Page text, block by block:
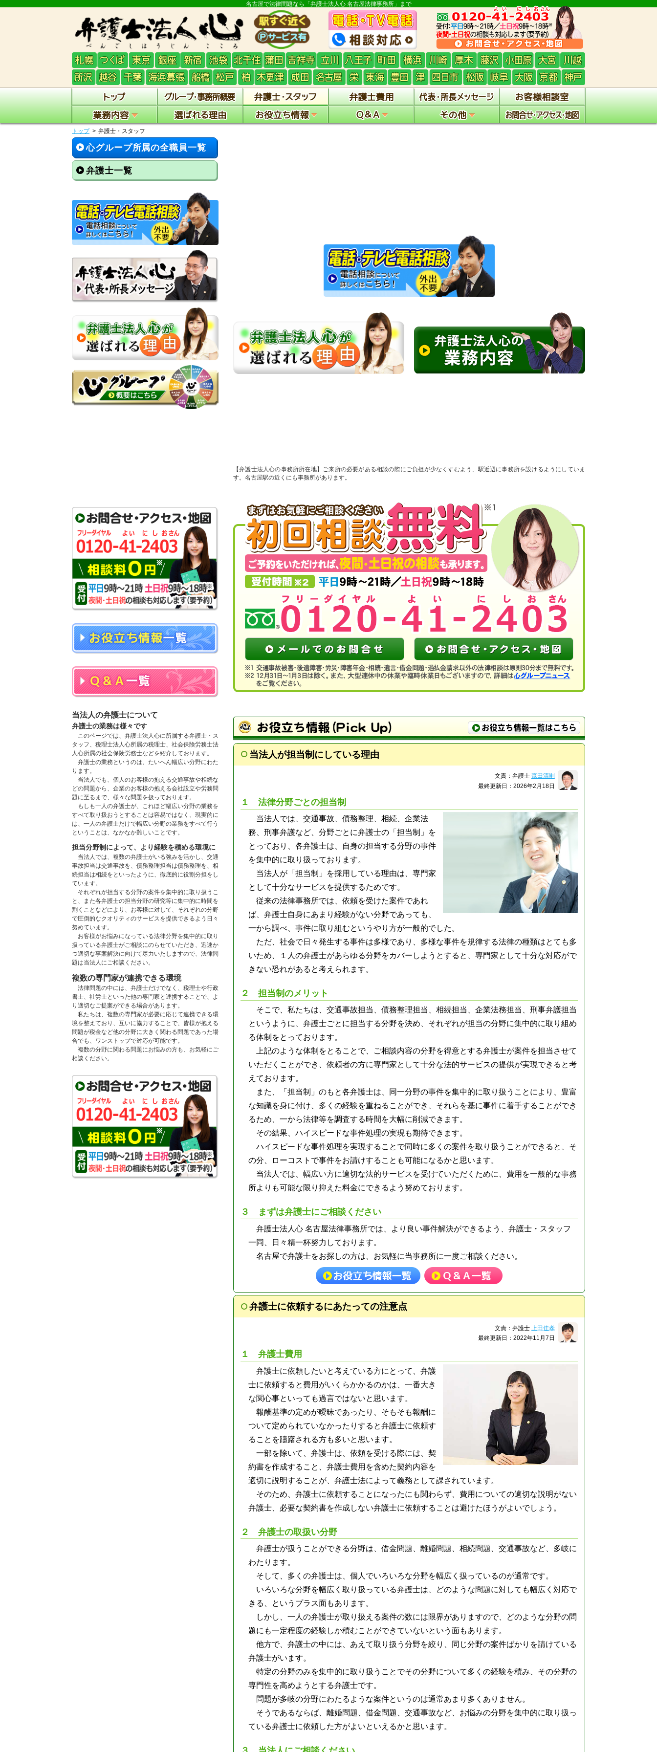
名古屋で法律問題なら「弁護士法人心 名古屋法律事務所」まで
トップ 弁護士・スタッフ
弁護士法人心の事務所所在地
ご来所の必要がある相談の際にご負担が少なくすむよう、駅近辺に事務所を設けるようにしていま
す。名古屋駅の近くにも事務所があります。
当法人が担当制にしている理由
文責：弁護士 森田清則
最終更新日：2026年2月18日
１ 法律分野ごとの担当制
当法人では、交通事故、債務整理、相続、企業法
務、刑事弁護など、分野ごとに弁護士の「担当制」を
とっており、各弁護士は、自身の担当する分野の事件
を集中的に取り扱っております。
当法人が「担当制」を採用している理由は、専門家
として十分なサービスを提供するためです。
従来の法律事務所では、依頼を受けた案件であれ
ば、弁護士自身にあまり経験がない分野であっても、
一から調べ、事件に取り組むというやり方が一般的でした。
ただ、社会で日々発生する事件は多様であり、多様な事件を規律する法律の種類はとても多
いため、１人の弁護士があらゆる分野をカバーしようとすると、専門家として十分な対応がで
きない恐れがあると考えられます。
２ 担当制のメリット
そこで、私たちは、交通事故担当、債務整理担当、相続担当、企業法務担当、刑事弁護担当
というように、弁護士ごとに担当する分野を決め、それぞれが担当の分野に集中的に取り組め
る体制をとっております。
上記のような体制をとることで、ご相談内容の分野を得意とする弁護士が案件を担当させて
いただくことができ、依頼者の方に専門家として十分な法的サービスの提供が実現できると考
えております。
また、「担当制」のもと各弁護士は、同一分野の事件を集中的に取り扱うことにより、豊富
な知識を身に付け、多くの経験を重ねることができ、それらを基に事件に着手することができ
るため、一から法律等を調査する時間を大幅に削減できます。
その結果、ハイスピードな事件処理の実現も期待できます。
ハイスピードな事件処理を実現することで同時に多くの案件を取り扱うことができると、そ
の分、ローコストで事件をお請けすることも可能になるかと思います。
当法人では、幅広い方に適切な法的サービスを受けていただくために、費用を一般的な事務
所よりも可能な限り抑えた料金にできるよう努めております。
３ まずは弁護士にご相談ください
弁護士法人心 名古屋法律事務所では、より良い事件解決ができるよう、弁護士・スタッフ
一同、日々精一杯努力しております。
名古屋で弁護士をお探しの方は、お気軽に当事務所に一度ご相談ください。
弁護士に依頼するにあたっての注意点
文責：弁護士 上田佳孝
最終更新日：2022年11月7日
１ 弁護士費用
弁護士に依頼したいと考えている方にとって、弁護
士に依頼すると費用がいくらかかるのかは、一番大き
な関心事といっても過言ではないと思います。
報酬基準の定めが曖昧であったり、そもそも報酬に
ついて定められていなかったりすると弁護士に依頼す
ることを躊躇される方も多いと思います。
一部を除いて、弁護士は、依頼を受ける際には、契
約書を作成すること、弁護士費用を含めた契約内容を
適切に説明することが、弁護士法によって義務として課されています。
そのため、弁護士に依頼することになったにも関わらず、費用についての適切な説明がない
弁護士、必要な契約書を作成しない弁護士に依頼することは避けたほうがよいでしょう。
２ 弁護士の取扱い分野
弁護士が扱うことができる分野は、借金問題、離婚問題、相続問題、交通事故など、多岐に
わたります。
そして、多くの弁護士は、個人でいろいろな分野を幅広く扱っているのが通常です。
いろいろな分野を幅広く取り扱っている弁護士は、どのような問題に対しても幅広く対応で
きる、というプラス面もあります。
しかし、一人の弁護士が取り扱える案件の数には限界がありますので、どのような分野の問
題にも一定程度の経験しか積むことができていないという面もあります。
他方で、弁護士の中には、あえて取り扱う分野を絞り、同じ分野の案件ばかりを請けている
弁護士がいます。
特定の分野のみを集中的に取り扱うことでその分野について多くの経験を積み、その分野の
専門性を高めようとする弁護士です。
問題が多岐の分野にわたるような案件というのは通常あまり多くありません。
そうであるならば、離婚問題、借金問題、交通事故など、お悩みの分野を集中的に取り扱っ
ている弁護士に依頼した方がよいといえるかと思います。
心グループ所属の全職員一覧
弁護士一覧
当法人の弁護士について
弁護士の業務は様々です
このページでは、弁護士法人心に所属する弁護士・ス
タッフ、税理士法人心所属の税理士、社会保険労務士法
人心所属の社会保険労務士などを紹介しております。
弁護士の業務というのは、たいへん幅広い分野にわた
ります。
当法人でも、個人のお客様の抱える交通事故や相続な
どの問題から、企業のお客様の抱える会社設立や労務問
題に至るまで、様々な問題を扱っております。
もしも一人の弁護士が、これほど幅広い分野の業務を
すべて取り扱おうとすることは容易ではなく、現実的に
は、一人の弁護士だけで幅広い分野の業務をすべて行う
ということは、なかなか難しいことです。
担当分野制によって、より経験を積める環境に
当法人では、複数の弁護士がいる強みを活かし、交通
事故担当は交通事故を、債務整理担当は債務整理を、相
続担当は相続をといったように、徹底的に役割分担をし
ています。
それぞれが担当する分野の案件を集中的に取り扱うこ
と、また各弁護士の担当分野の研究等に集中的に時間を
割くことなどにより、お客様に対して、それぞれの分野
で圧倒的なクオリティのサービスを提供できるよう日々
努めています。
お客様がお悩みになっている法律分野を集中的に取り
扱っている弁護士がご相談にのらせていただき、迅速か
つ適切な事案解決に向けて尽力いたしますので、法律問
題は当法人にご相談ください。
複数の専門家が連携できる環境
法律問題の中には、弁護士だけでなく、税理士や行政
書士、社労士といった他の専門家と連携することで、よ
り適切なご提案ができる場合があります。
私たちは、複数の専門家が必要に応じて連携できる環
境を整えており、互いに協力することで、皆様が抱える
問題が税金など他の分野に大きく関わる問題であった場
合でも、ワンストップで対応が可能です。
複数の分野に関わる問題にお悩みの方も、お気軽にご
相談ください。